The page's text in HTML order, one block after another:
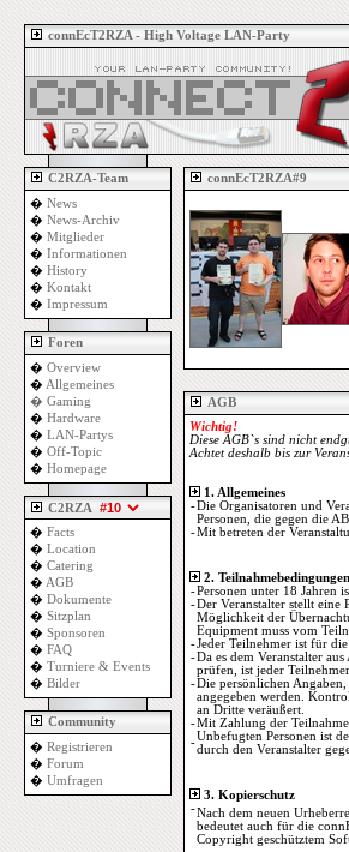
connEcT2RZA - High Voltage LAN-Party
C2RZA-Team
� News
� News-Archiv
� Mitglieder
� Informationen
� History
� Kontakt
� Impressum
Foren
� Overview
� Allgemeines
� Gaming
� Hardware
� LAN-Partys
� Off-Topic
� Homepage
C2RZA
� Facts
� Location
� Catering
� AGB
� Dokumente
� Sitzplan
� Sponsoren
� FAQ
� Turniere & Events
� Bilder
Community
� Registrieren
� Forum
� Umfragen
connEcT2RZA#9
AGB
Wichtig!
Diese AGB`s sind nicht
Achtet deshalb bis zur
1. Allgemeines
-Die Organisatoren und
Personen, die gegen die
-Mit betreten der
2. Teilnahmebedingungen
-Personen unter 18 Jahren
-Der Veranstalter stellt eine
Möglichkeit der
Equipment muss vom
-Jeder Teilnehmer ist für
-Da es dem Veranstalter
prüfen, ist jeder
-Die persönlichen
angegeben werden.
an Dritte veräußert.
-Mit Zahlung der
-Unbefugten Personen ist
durch den Veranstalter
3. Kopierschutz
-Nach dem neuen
bedeutet auch für die
Copyright geschütztem